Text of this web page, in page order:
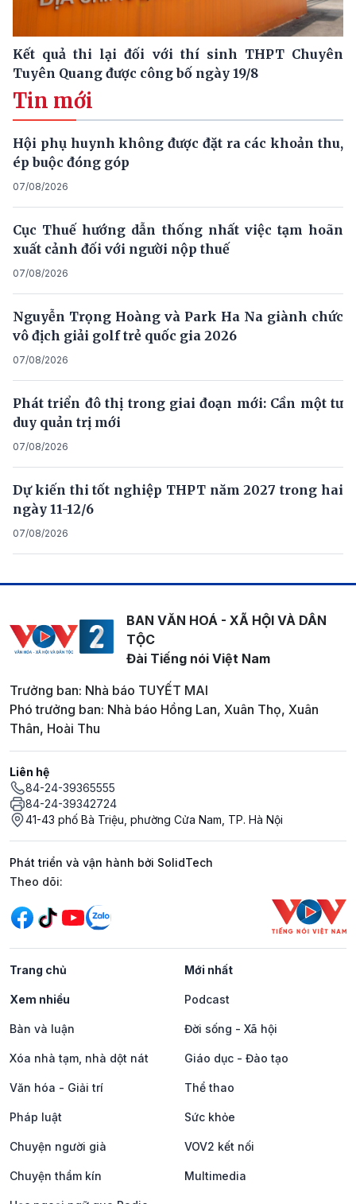
Kết quả thi lại đối với thí sinh THPT Chuyên
Tuyên Quang được công bố ngày 19/8
Tin mới
Hội phụ huynh không được đặt ra các khoản thu,
ép buộc đóng góp
07/08/2026
Cục Thuế hướng dẫn thống nhất việc tạm hoãn
xuất cảnh đối với người nộp thuế
07/08/2026
Nguyễn Trọng Hoàng và Park Ha Na giành chức
vô địch giải golf trẻ quốc gia 2026
07/08/2026
Phát triển đô thị trong giai đoạn mới: Cần một tư
duy quản trị mới
07/08/2026
Dự kiến thi tốt nghiệp THPT năm 2027 trong hai
ngày 11-12/6
07/08/2026
BAN VĂN HOÁ - XÃ HỘI VÀ DÂN
TỘC
Đài Tiếng nói Việt Nam
Trưởng ban: Nhà báo TUYẾT MAI
Phó trưởng ban: Nhà báo Hồng Lan, Xuân Thọ, Xuân
Thân, Hoài Thu
Liên hệ
84-24-39365555
84-24-39342724
41-43 phố Bà Triệu, phường Cửa Nam, TP. Hà Nội
Phát triển và vận hành bởi SolidTech
Mạng xã hội
Theo dõi:
Trang chủ Mới nhất
Xem nhiều Podcast
Bàn và luận Đời sống - Xã hội
Xóa nhà tạm, nhà dột nát Giáo dục - Đào tạo
Văn hóa - Giải trí Thể thao
Pháp luật Sức khỏe
Chuyện người già VOV2 kết nối
Chuyện thầm kín Multimedia